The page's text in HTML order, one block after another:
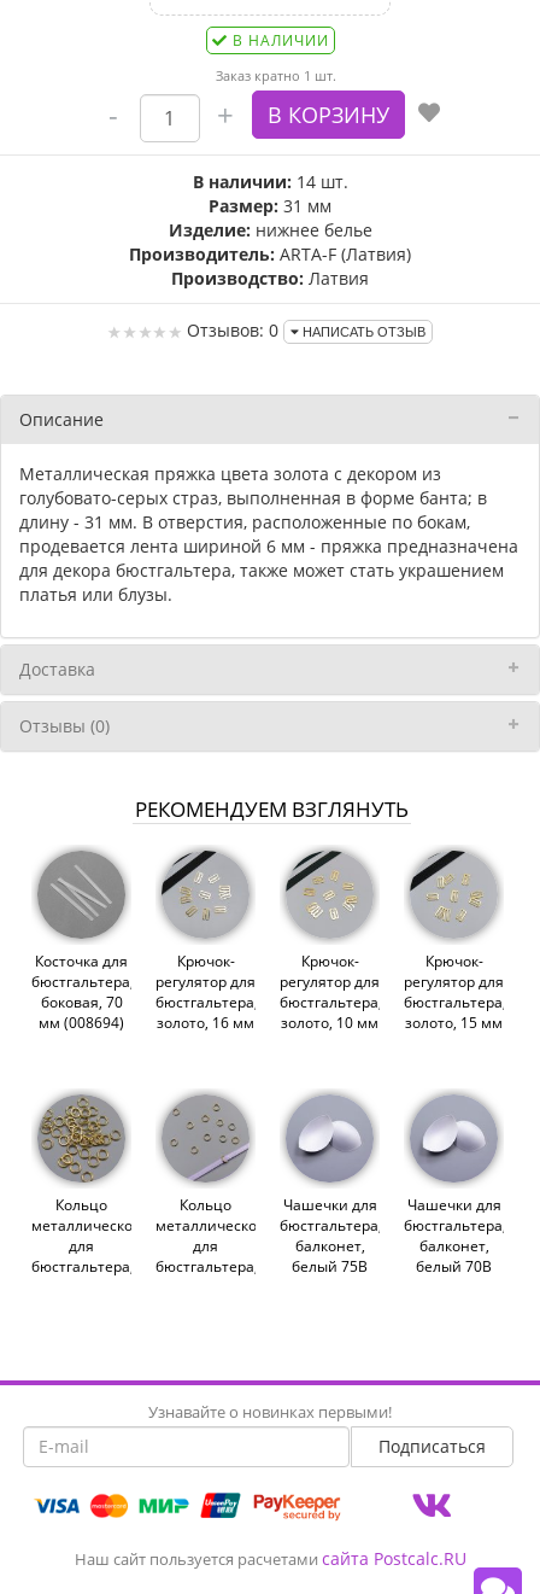
В НАЛИЧИИ
Заказ кратно 1 шт.
В наличии: 14 шт.
Размер: 31 мм
Изделие: нижнее белье
Производитель: ARTA-F (Латвия)
Производство: Латвия
Отзывов: 0 НАПИСАТЬ ОТЗЫВ
Описание
Металлическая пряжка цвета золота с декором из
голубовато-серых страз, выполненная в форме банта; в
длину - 31 мм. В отверстия, расположенные по бокам,
продевается лента шириной 6 мм - пряжка предназначена
для декора бюстгальтера, также может стать украшением
платья или блузы.
Доставка
Отзывы (0)
РЕКОМЕНДУЕМ ВЗГЛЯНУТЬ
Косточка для
бюстгальтера,
боковая, 70
мм (008694)
Крючок-
регулятор для
бюстгальтера,
золото, 16 мм
Крючок-
регулятор для
бюстгальтера,
золото, 10 мм
Крючок-
регулятор для
бюстгальтера,
золото, 15 мм
Кольцо
металлическое
для
бюстгальтера,
Кольцо
металлическое
для
бюстгальтера,
Чашечки для
бюстгальтера,
балконет,
белый 75B
Чашечки для
бюстгальтера,
балконет,
белый 70B
Узнавайте о новинках первыми!
Наш сайт пользуется расчетами сайта Postcalc.RU